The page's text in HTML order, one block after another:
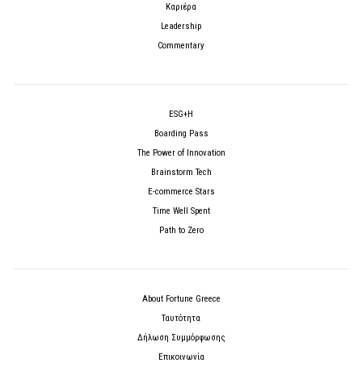
Καριέρα
Leadership
Commentary
ESG+H
Boarding Pass
The Power of Innovation
Brainstorm Tech
E-commerce Stars
Time Well Spent
Path to Zero
About Fortune Greece
Ταυτότητα
Δήλωση Συμμόρφωσης
Επικοινωνία